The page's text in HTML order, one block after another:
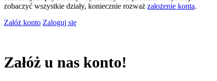
zobaczyć wszystkie działy, koniecznie rozważ założenie konta.
Załóż konto Zaloguj się
Załóż u nas konto!